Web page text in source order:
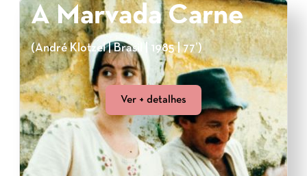
A Marvada Carne
(André Klotzel | Brasil | 1985 | 77’)
Ver + detalhes